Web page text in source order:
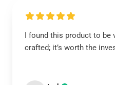
I found this product to be
crafted; it’s worth the